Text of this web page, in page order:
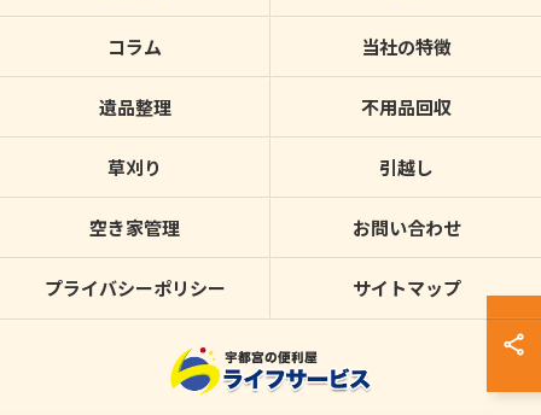
コラム 当社の特徴
遺品整理 不用品回収
草刈り 引越し
空き家管理 お問い合わせ
プライバシーポリシー サイトマップ